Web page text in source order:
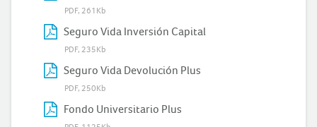
PDF, 261Kb
Seguro Vida Inversión Capital
PDF, 235Kb
Seguro Vida Devolución Plus
PDF, 250Kb
Fondo Universitario Plus